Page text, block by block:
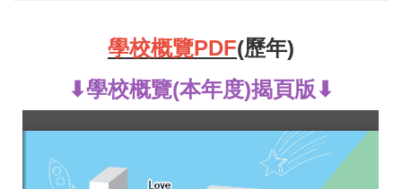
學校概覽PDF(歷年)
⬇學校概覽(本年度)揭頁版⬇